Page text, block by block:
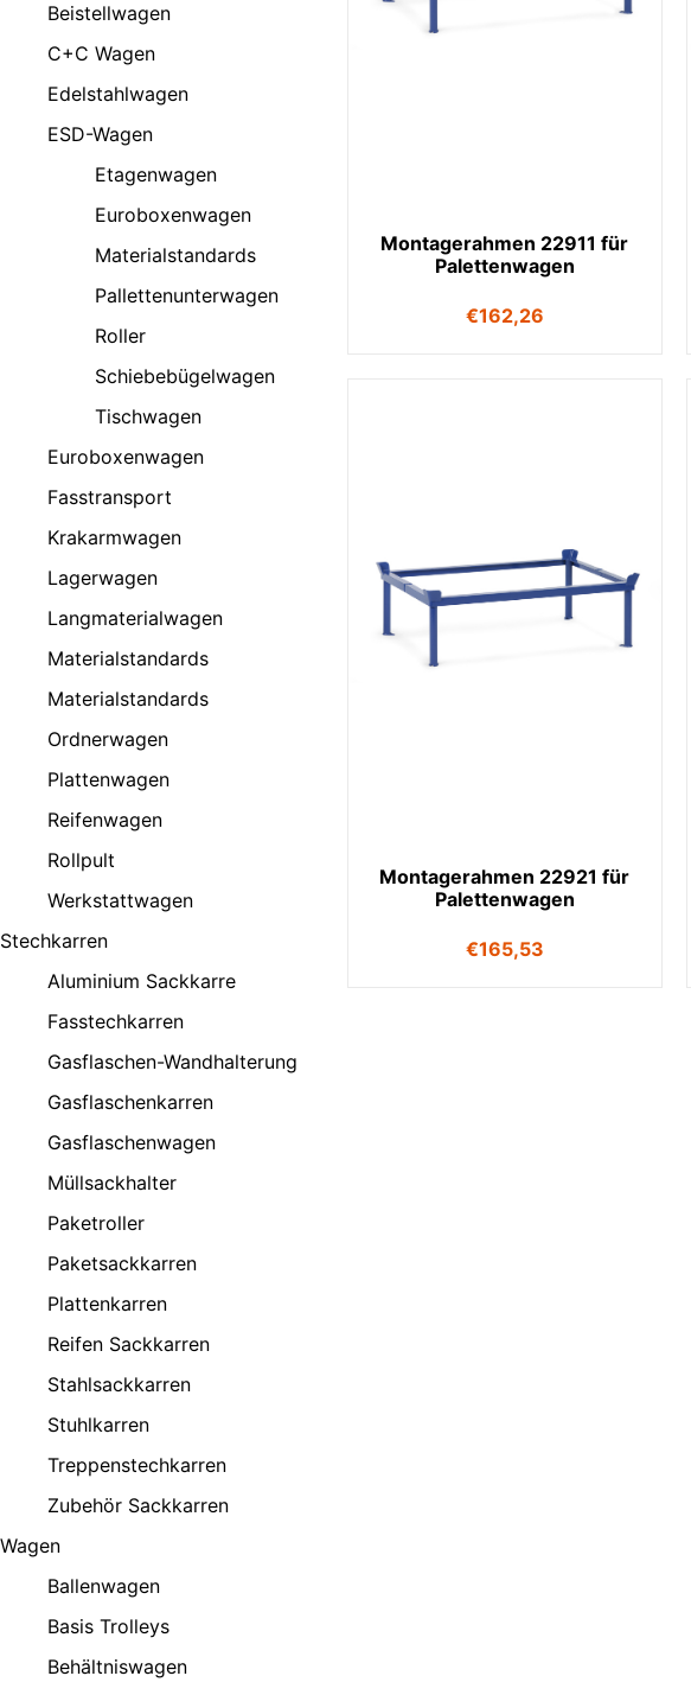
Beistellwagen
C+C Wagen
Edelstahlwagen
ESD-Wagen
Etagenwagen
Euroboxenwagen
Materialstandards
Pallettenunterwagen
Roller
Schiebebügelwagen
Tischwagen
Euroboxenwagen
Fasstransport
Krakarmwagen
Lagerwagen
Langmaterialwagen
Materialstandards
Materialstandards
Ordnerwagen
Plattenwagen
Reifenwagen
Rollpult
Werkstattwagen
Stechkarren
Aluminium Sackkarre
Fasstechkarren
Gasflaschen-Wandhalterung
Gasflaschenkarren
Gasflaschenwagen
Müllsackhalter
Paketroller
Paketsackkarren
Plattenkarren
Reifen Sackkarren
Stahlsackkarren
Stuhlkarren
Treppenstechkarren
Zubehör Sackkarren
Wagen
Ballenwagen
Basis Trolleys
Behältniswagen
Montagerahmen 22911 für
Palettenwagen
€162,26
Montagerahmen 22921 für
Palettenwagen
€165,53